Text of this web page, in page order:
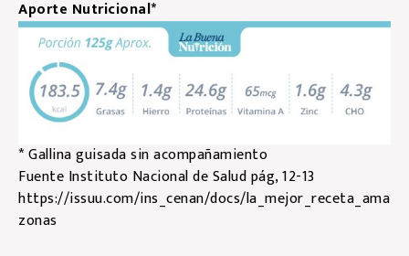
Aporte Nutricional*
* Gallina guisada sin acompañamiento
Fuente Instituto Nacional de Salud pág, 12-13
https://issuu.com/ins_cenan/docs/la_mejor_receta_ama
zonas